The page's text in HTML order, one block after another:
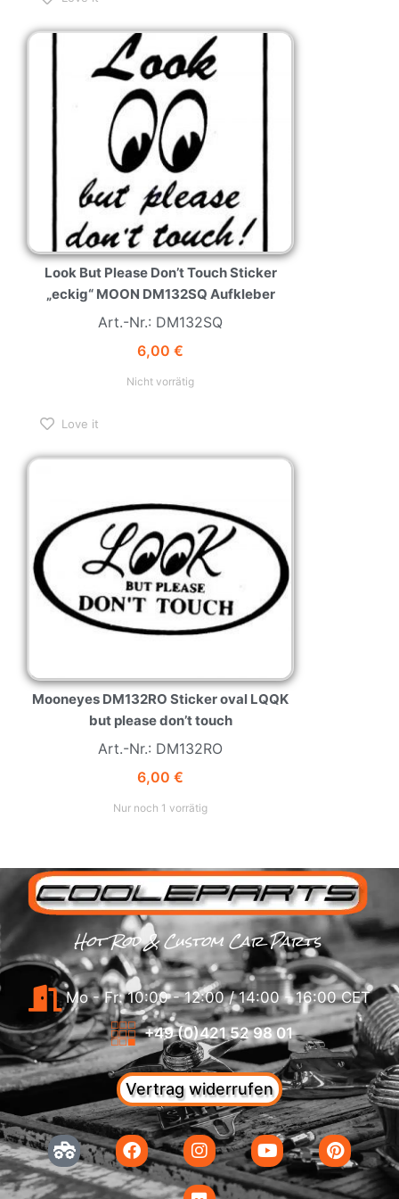
HOT
Look But Please Don’t Touch Sticker
„eckig“ MOON DM132SQ Aufkleber
Art.-Nr.: DM132SQ
6,00 €
Nicht vorrätig
Love it
Mooneyes DM132RO Sticker oval LQQK
but please don’t touch
Art.-Nr.: DM132RO
6,00 €
Nur noch 1 vorrätig
Hot Rod & Custom Car Parts
Mo - Fr: 10:00 - 12:00 / 14:00 - 16:00 CET
+49 (0)421 52 98 01
Vertrag widerrufen